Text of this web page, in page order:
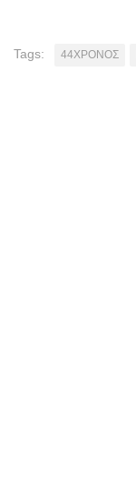
Tags: 44ΧΡΟΝΟΣ